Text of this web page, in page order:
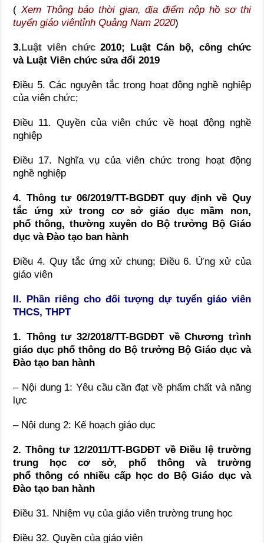
(Xem Thông báo thời gian, địa điểm nộp hồ sơ thi
tuyển giáo viêntỉnh Quảng Nam 2020)
3. Luật viên chức2010; Luật Cán bộ, công chức
và Luật Viên chức sửa đổi 2019
Điều 5. Các nguyên tắc trong hoạt động nghề nghiệp
của viên chức;
Điều 11. Quyền của viên chức về hoạt động nghề
nghiệp
Điều 17. Nghĩa vụ của viên chức trong hoạt động
nghề nghiệp
4. Thông tư 06/2019/TT-BGDĐT quy định về Quy
tắc ứng xử trong cơ sở giáo dục mầm non,
phổ thông, thường xuyên do Bộ trưởng Bộ Giáo
dục và Đào tạo ban hành
Điều 4. Quy tắc ứng xử chung; Điều 6. Ứng xử của
giáo viên
II. Phần riêng cho đối tượng dự tuyển giáo viên
THCS, THPT
1. Thông tư 32/2018/TT-BGDĐT về Chương trình
giáo dục phổ thông do Bộ trưởng Bộ Giáo dục và
Đào tạo ban hành
– Nội dung 1: Yêu cầu cần đạt về phẩm chất và năng
lực
– Nội dung 2: Kế hoạch giáo dục
2. Thông tư 12/2011/TT-BGDĐT về Điều lệ trường
trung học cơ sở, phổ thông và trường
phổ thông có nhiều cấp học do Bộ Giáo dục và
Đào tạo ban hành
Điều 31. Nhiệm vụ của giáo viên trường trung học
Điều 32. Quyền của giáo viên